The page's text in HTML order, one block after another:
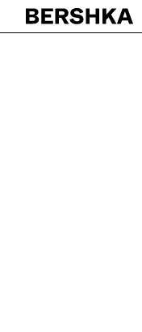
Retourner à la